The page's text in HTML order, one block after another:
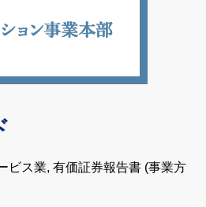
ビス業, 有価証券報告書 (事業方